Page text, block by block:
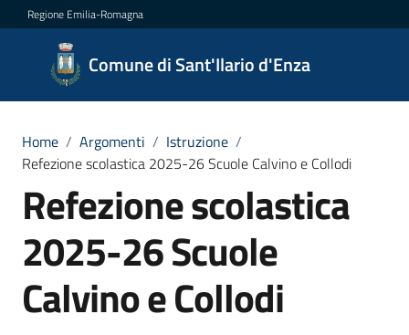
Vai al contenuto
Vai alla navigazione
Vai al footer
Regione Emilia-Romagna
Comune di Sant'Ilario d'Enza
Comune
di
d'Enza
Amministrazione
Home / Argomenti / Istruzione /
Refezione scolastica 2025-26 Scuole Calvino e Collodi
Refezione scolastica
2025-26 Scuole
Calvino e Collodi